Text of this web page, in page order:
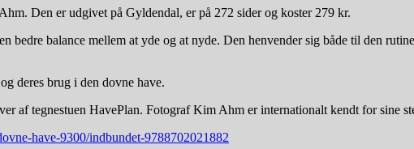
Den er udgivet på Gyldendal, er på 272 sider og koster 279 kr.
bedre balance mellem at yde og at nyde. Den henvender sig både til den
deres brug i den dovne have.
af tegnestuen HavePlan. Fotograf Kim Ahm er internationalt kendt for sine
have-9300/indbundet-9788702021882